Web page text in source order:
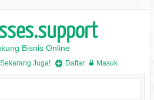
Bisnis Online
Juga! + Daftar w Masuk